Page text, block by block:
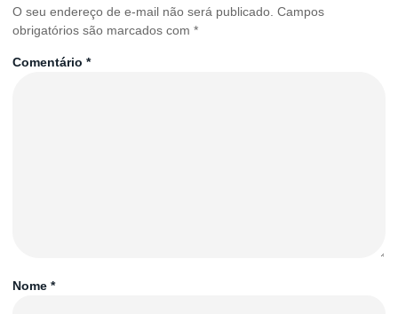
O seu endereço de e-mail não será publicado. Campos
obrigatórios são marcados com *
Comentário *
Nome *